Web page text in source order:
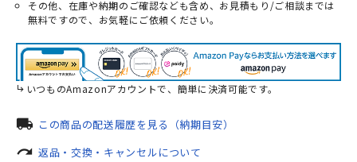
その他、在庫や納期のご確認なども含め、お見積もり/ご相談までは
無料ですので、お気軽にご依頼ください。
いつものAmazonアカウントで、簡単に決済可能です。
local_shipping この商品の配送履歴を見る（納期目安）
redo 返品・交換・キャンセルについて